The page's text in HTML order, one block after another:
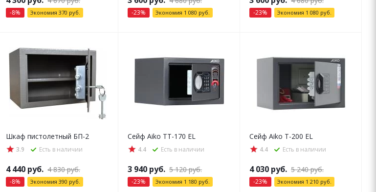
-8% Экономия 370 руб. -23% Экономия 1 080 руб. -23% Экономия 1 080 руб.
Шкаф пистолетный БП-2
3.9 Есть в наличии
4 440 руб. 4 830руб.
-8% Экономия 390 руб.
Сейф Aiko ТТ-170 EL
4.4 Есть в наличии
3 940 руб. 5 120руб.
-23% Экономия 1 180 руб.
Сейф Aiko T-200 EL
4.4 Есть в наличии
4 030 руб. 5 240руб.
-23% Экономия 1 210 руб.